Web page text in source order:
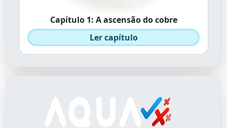
Capítulo 1: A ascensão do cobre
Ler capítulo